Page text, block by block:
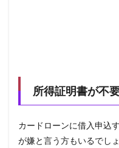
所得証明書が不
カードローンに借入申込
が嫌と言う方もいるでし